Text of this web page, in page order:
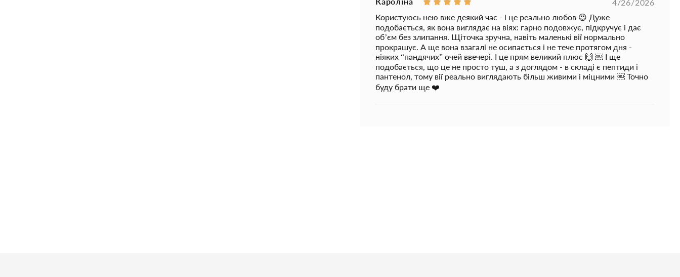
- Растительный протеин: питает, восстанавливает и защищает ресницы.
- Пантенол (провитамин B5):успокаивает, увлажняет и способствует
росту.
- Карнаубский и пчелиный воск: придают объём, создают красивую
текстуру и надёжно фиксируют изгиб.
Ваша формула безупречного взгляда:
4/26/2026
Користуюсь нею вже деякий час - і це реально любов 😍 Дуже
подобається, як вона виглядає на віях: гарно подовжує, підкручує і дає
об’єм без злипання. Щіточка зручна, навіть маленькі вії нормально
прокрашує. А ще вона взагалі не осипається і не тече протягом дня -
ніяких “пандячих” очей ввечері. І це прям великий плюс 🙌 ￼ І ще
подобається, що це не просто туш, а з доглядом - в складі є пептиди і
пантенол, тому вії реально виглядають більш живими і міцними ￼ Точно
буду брати ще ❤️